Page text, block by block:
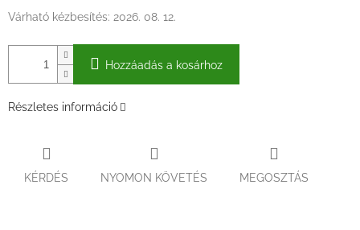
Várható kézbesítés: 2026. 08. 12.
Hozzáadás a kosárhoz
Részletes információ
KÉRDÉS NYOMON KÖVETÉS MEGOSZTÁS